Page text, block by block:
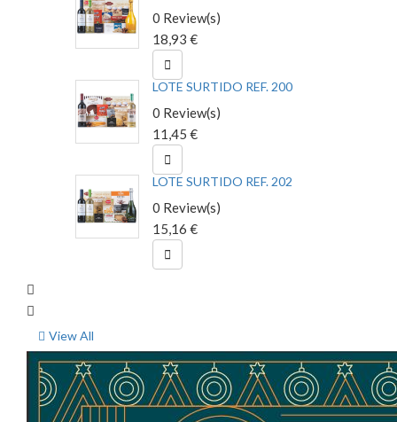
0 Review(s)
18,93 €

LOTE SURTIDO REF. 200
0 Review(s)
11,45 €

LOTE SURTIDO REF. 202
0 Review(s)
15,16 €

View All